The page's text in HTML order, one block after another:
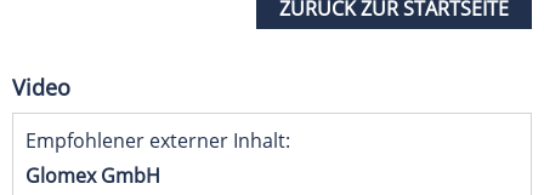
ZURÜCK ZUR STARTSEITE
Video
Empfohlener externer Inhalt:
Glomex GmbH